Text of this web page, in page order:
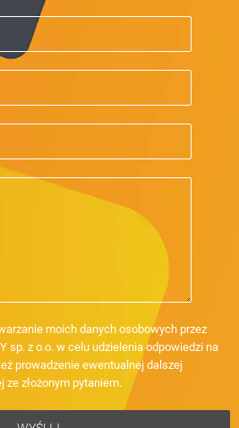
moich danych osobowych przez
sp. z o.o. w celu udzielenia odpowiedzi na
prowadzenie ewentualnej dalszej
złożonym pytaniem.